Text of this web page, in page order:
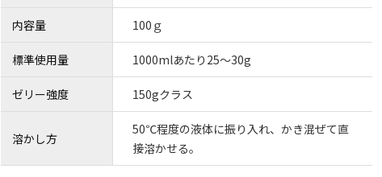
内容量 100ｇ
標準使用量 1000mlあたり25～30g
ゼリー強度 150gクラス
溶かし方
50℃程度の液体に振り入れ、かき混ぜて直
接溶かせる。